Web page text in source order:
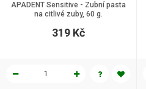
APADENT Sensitive - Zubní pasta
na citlivé zuby, 60 g.
319 Kč